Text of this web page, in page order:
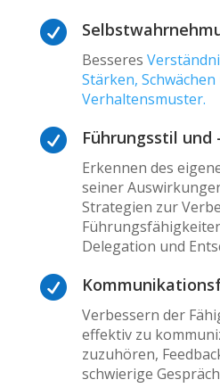

Besseres
Stärken, Schwächen
Verhaltensmuster.
 Führungsstil und
Erkennen des
seiner
Strategien zur
Delegation und

Verbessern der
effektiv zu
zuzuhören,
schwierige